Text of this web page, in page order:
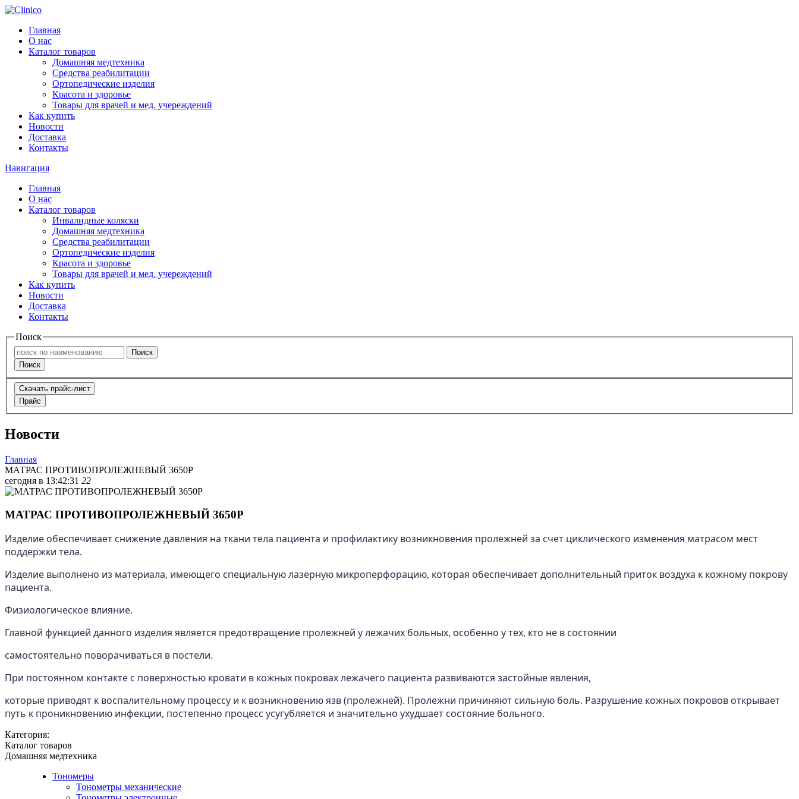
Главная
О нас
Каталог товаров
Домашняя медтехника
Средства реабилитации
Ортопедические изделия
Красота и здоровье
Товары для врачей и мед. учереждений
Как купить
Новости
Доставка
Контакты
Навигация
Главная
О нас
Каталог товаров
Инвалидные коляски
Домашняя медтехника
Средства реабилитации
Ортопедические изделия
Красота и здоровье
Товары для врачей и мед. учереждений
Как купить
Новости
Доставка
Контакты
Поиск
Поиск
Поиск
Скачать прайс-лист
Прайс
Новости
Главная
МАТРАС ПРОТИВОПРОЛЕЖНЕВЫЙ 3650Р
сегодня в 13:42:31 22
МАТРАС ПРОТИВОПРОЛЕЖНЕВЫЙ 3650Р
Изделие обеспечивает снижение давления на ткани тела пациента и профилактику возникновения пролежней за счет циклического изменения матрасом мест
поддержки тела.
Изделие выполнено из материала, имеющего специальную лазерную микроперфорацию, которая обеспечивает дополнительный приток воздуха к кожному покрову
пациента.
Физиологическое влияние.
Главной функцией данного изделия является предотвращение пролежней у лежачих больных, особенно у тех, кто не в состоянии
самостоятельно поворачиваться в постели.
При постоянном контакте с поверхностью кровати в кожных покровах лежачего пациента развиваются застойные явления,
которые приводят к воспалительному процессу и к возникновению язв (пролежней). Пролежни причиняют сильную боль. Разрушение кожных покровов открывает
путь к проникновению инфекции, постепенно процесс усугубляется и значительно ухудшает состояние больного.
Категория:
Каталог товаров
Домашняя медтехника
Тономеры
Тонометры механические